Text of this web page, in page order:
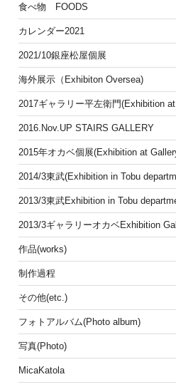
食べ物 FOODS
カレンダー2021
2021/10銀座松屋個展
海外展示（Exhibiton Oversea)
2017ギャラリー平左衛門(Exhibition
2016.Nov.UP STAIRS GALLERY
2015年オカベ個展(Exhibition at
2014/3東武(Exhibition in Tobu
2013/3東武Exhibition in Tobu
2013/3ギャラリーオカベExhibition
作品(works)
制作過程
その他(etc.)
フォトアルバム(Photo album)
写真(Photo)
MicaKatola